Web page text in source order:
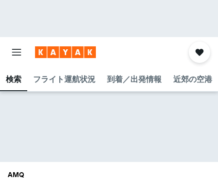
検索 フライト運航状況 到着／出発情報 近郊の空港
AMQ